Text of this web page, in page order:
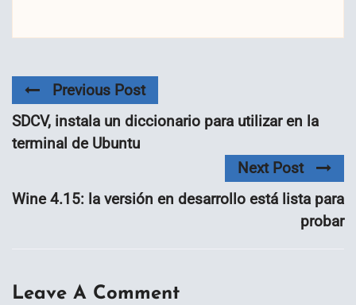
Previous Post
SDCV, instala un diccionario para utilizar en la
terminal de Ubuntu
Next Post
Wine 4.15: la versión en desarrollo está lista para
probar
Leave A Comment